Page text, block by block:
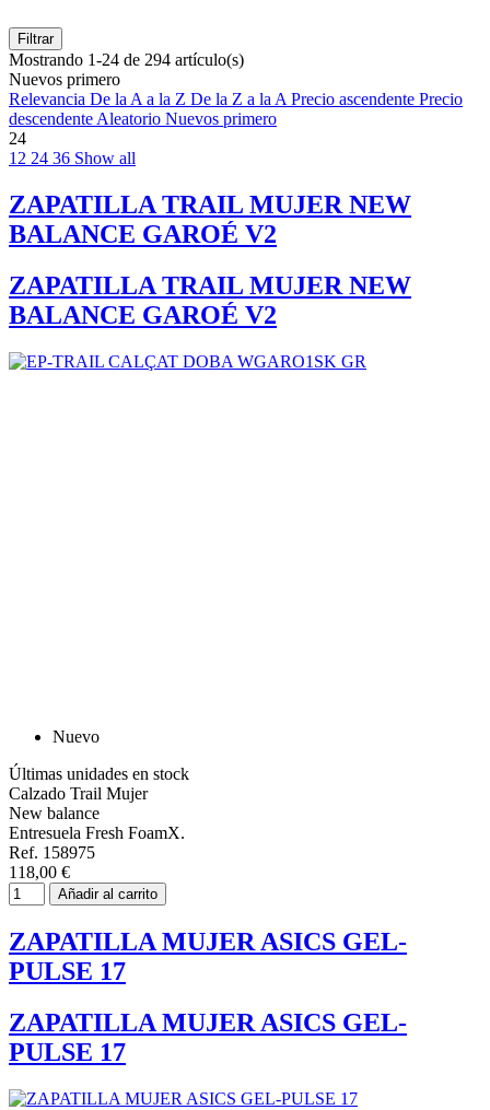
Filtrar
Mostrando 1-24 de 294 artículo(s)
Nuevos primero
Relevancia De la A a la Z De la Z a la APrecio ascendente Precio
descendenteAleatorio Nuevos primero
24
12 24 36 Show all
ZAPATILLA TRAIL MUJER NEW
BALANCE GAROÉ V2
ZAPATILLA TRAIL MUJER NEW
BALANCE GAROÉ V2
Nuevo
Últimas unidades en stock
Calzado Trail Mujer
New balance
Entresuela Fresh FoamX.
Ref. 158975
118,00 €
Añadir al carrito
ZAPATILLA MUJER ASICS GEL-
PULSE 17
ZAPATILLA MUJER ASICS GEL-
PULSE 17